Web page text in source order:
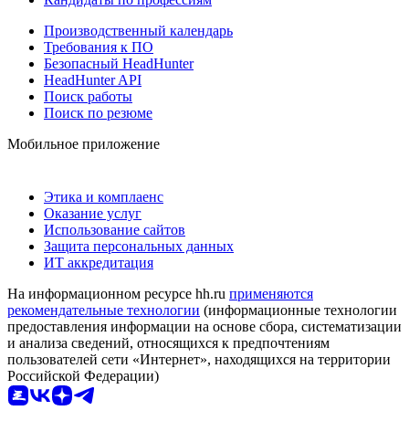
Производственный календарь
Требования к ПО
Безопасный HeadHunter
HeadHunter API
Поиск работы
Поиск по резюме
Мобильное приложение
Этика и комплаенс
Оказание услуг
Использование сайтов
Защита персональных данных
ИТ аккредитация
На информационном ресурсе hh.ru применяются
рекомендательные технологии (информационные технологии
предоставления информации на основе сбора, систематизации
и анализа сведений, относящихся к предпочтениям
пользователей сети «Интернет», находящихся на территории
Российской Федерации)